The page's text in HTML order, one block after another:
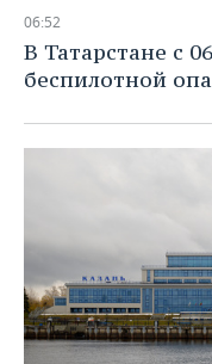
ХОККЕЙ С МЯЧОМ
ПРОИСШЕСТВИЯ
06:52
В Татарстане с
беспилотной